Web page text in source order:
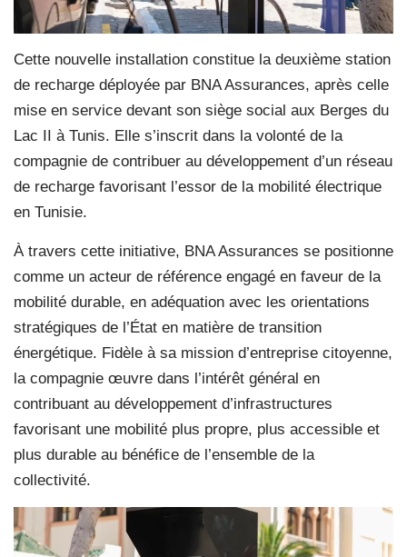
Cette nouvelle installation constitue la deuxième station
de recharge déployée par BNA Assurances, après celle
mise en service devant son siège social aux Berges du
Lac II à Tunis. Elle s’inscrit dans la volonté de la
compagnie de contribuer au développement d’un réseau
de recharge favorisant l’essor de la mobilité électrique
en Tunisie.
À travers cette initiative, BNA Assurances se positionne
comme un acteur de référence engagé en faveur de la
mobilité durable, en adéquation avec les orientations
stratégiques de l’État en matière de transition
énergétique. Fidèle à sa mission d’entreprise citoyenne,
la compagnie œuvre dans l’intérêt général en
contribuant au développement d’infrastructures
favorisant une mobilité plus propre, plus accessible et
plus durable au bénéfice de l’ensemble de la
collectivité.